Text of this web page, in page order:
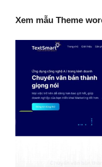
Xem mẫu Theme